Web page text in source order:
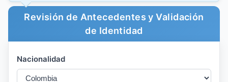
Revisión de Antecedentes y Validación
de Identidad
Nacionalidad